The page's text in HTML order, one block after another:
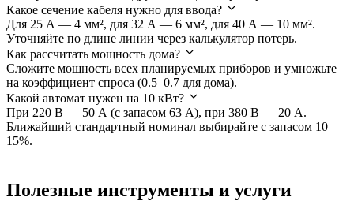
Какое сечение кабеля нужно для ввода?
Для 25 А — 4 мм², для 32 А — 6 мм², для 40 А — 10 мм².
Уточняйте по длине линии через калькулятор потерь.
Как рассчитать мощность дома?
Сложите мощность всех планируемых приборов и умножьте
на коэффициент спроса (0.5–0.7 для дома).
Какой автомат нужен на 10 кВт?
При 220 В — 50 А (с запасом 63 А), при 380 В — 20 А.
Ближайший стандартный номинал выбирайте с запасом 10–
15%.
Полезные инструменты и услуги